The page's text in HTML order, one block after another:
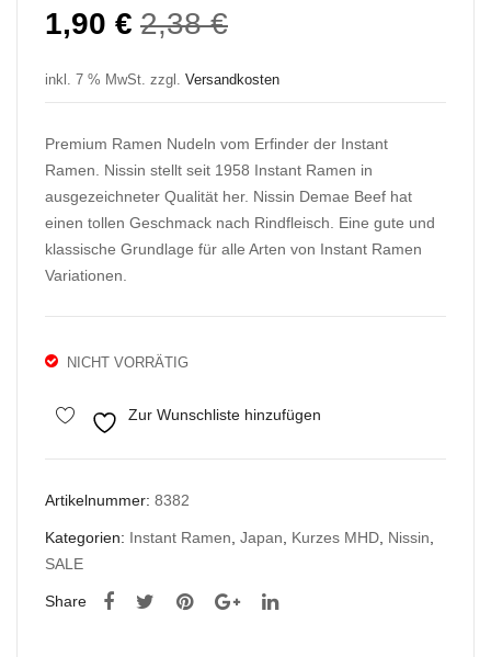
ssic
k
Styl
2,38€Ursprünglicher
war:
2,38 €
1,90 €
Aktueller
ist:
1,90 €.
inkl. 7 % MwSt. zzgl. Versandkosten
Premium Ramen Nudeln vom Erfinder der Instant
Ramen. Nissin stellt seit 1958 Instant Ramen in
ausgezeichneter Qualität her. Nissin Demae Beef hat
einen tollen Geschmack nach Rindfleisch. Eine gute und
klassische Grundlage für alle Arten von Instant Ramen
Variationen.
NICHT VORRÄTIG
Zur Wunschliste hinzufügen
Artikelnummer: 8382
Kategorien: Instant Ramen Japan Kurzes MHD Nissin
SALE
Share